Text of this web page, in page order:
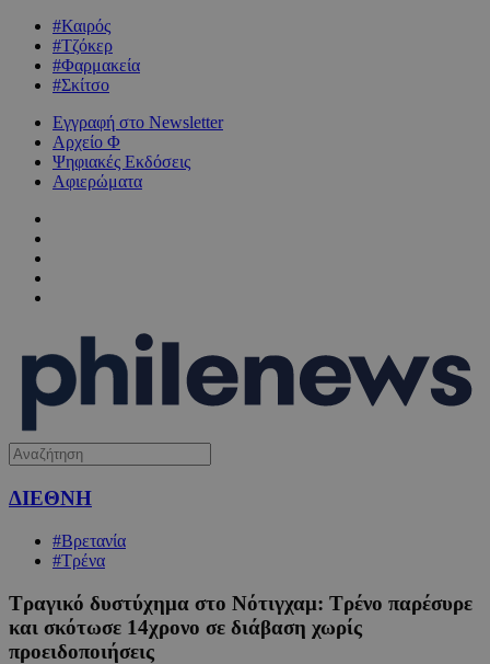
#Καιρός
#Τζόκερ
#Φαρμακεία
#Σκίτσο
Εγγραφή στο Newsletter
Αρχείο Φ
Ψηφιακές Εκδόσεις
Αφιερώματα
ΔΙΕΘΝΗ
#Βρετανία
#Τρένα
Τραγικό δυστύχημα στο Νότιγχαμ: Τρένο παρέσυρε
και σκότωσε 14χρονο σε διάβαση χωρίς
προειδοποιήσεις